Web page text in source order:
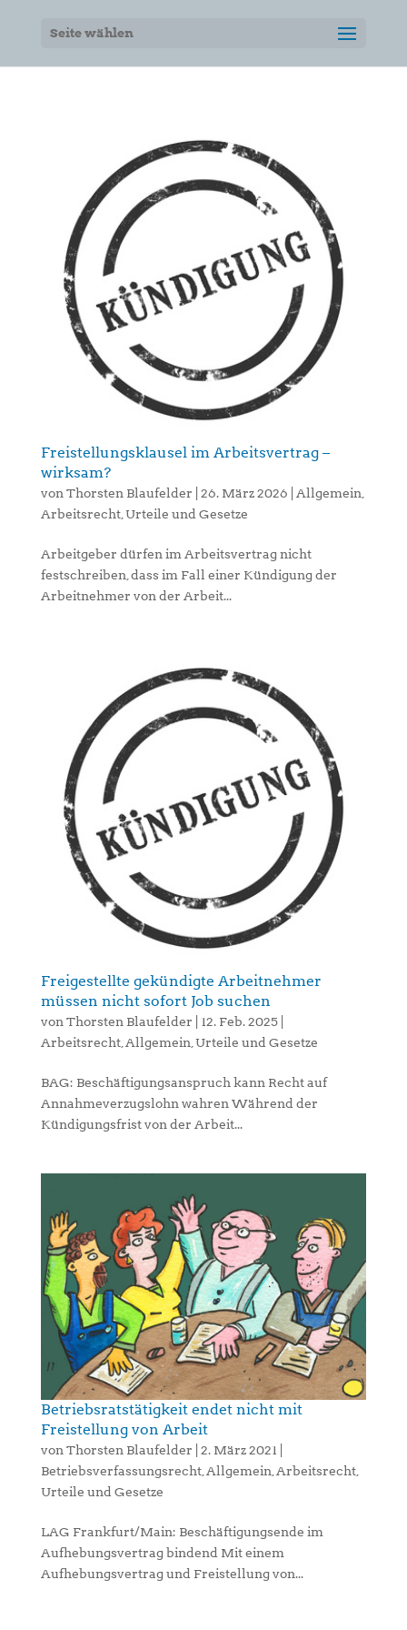
Seite wählen
Freistellungsklausel im Arbeitsvertrag –
wirksam?
vonThorsten Blaufelder 26. März 2026 Allgemein,
Arbeitsrecht,Urteile und Gesetze
Arbeitgeber dürfen im Arbeitsvertrag nicht
festschreiben, dass im Fall einer Kündigung der
Arbeitnehmer von der Arbeit...
Freigestellte gekündigte Arbeitnehmer
müssen nicht sofort Job suchen
von Thorsten Blaufelder 12. Feb. 2025|
Arbeitsrecht, Allgemein Urteile und Gesetze
BAG: Beschäftigungsanspruch kann Recht auf
Annahmeverzugslohn wahren Während der
Kündigungsfrist von der Arbeit...
Betriebsratstätigkeit endet nicht mit
Freistellung von Arbeit
vonThorsten Blaufelder 2. März 2021
Betriebsverfassungsrecht,Allgemein,Arbeitsrecht,
Urteile und Gesetze
LAG Frankfurt/Main: Beschäftigungsende im
Aufhebungsvertrag bindend Mit einem
Aufhebungsvertrag und Freistellung von...